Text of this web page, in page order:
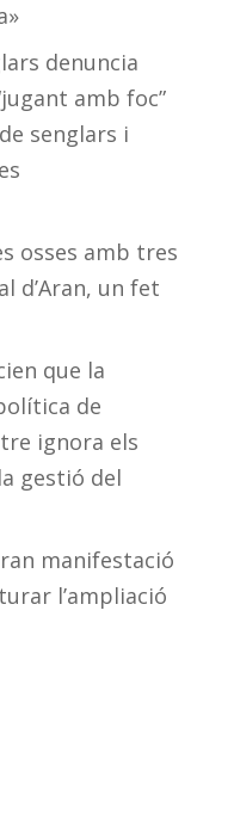
denuncia
amb foc”
senglars i
osses amb tres
d’Aran, un fet
que la
de
ignora els
gestió del
manifestació
l’ampliació